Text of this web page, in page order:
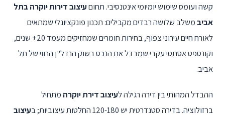
קשה ועומס שימוש יומיומי אינטנסיבי. תחוםעיצוב דירות יוקרה בתל
אביבמשלב שלושה רבדים מקבילים: תכנון פונקציונלי שמתאים
לאורח חיים עירוני צפוף, בחירות חומרים שמחזיקים מעמד 20+ שנים,
וקונספט אסתטי עקבי שמבדל את הנכס בשוק הנדל"ן הרווי של תל
אביב.
ההבדל המהותי בין דירה רגילה לעיצוב דירת יוקרה מתחיל
ברזולוציה. בדירה סטנדרטית יש 120-180 החלטות עיצוביות; ב
עיצוב